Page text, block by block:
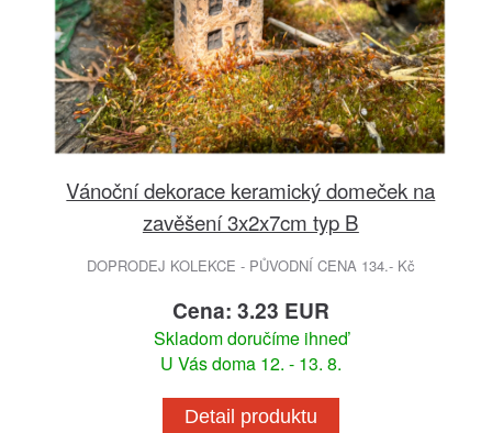
Vánoční dekorace keramický domeček na
zavěšení 3x2x7cm typ B
DOPRODEJ KOLEKCE - PŮVODNÍ CENA 134.- Kč
Cena: 3.23 EUR
Skladom doručíme ihneď
U Vás doma 12. - 13. 8.
Detail produktu